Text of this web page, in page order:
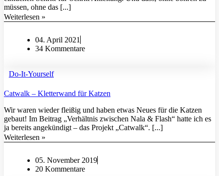
müssen, ohne das [...]
Weiterlesen »
04. April 2021
34 Kommentare
Do-It-Yourself
Catwalk – Kletterwand für Katzen
Wir waren wieder fleißig und haben etwas Neues für die Katzen
gebaut! Im Beitrag „Verhältnis zwischen Nala & Flash“ hatte ich es
ja bereits angekündigt – das Projekt „Catwalk“. [...]
Weiterlesen »
05. November 2019
20 Kommentare